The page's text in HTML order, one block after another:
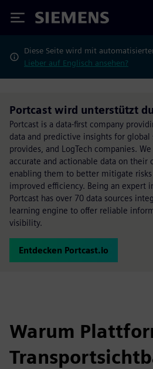
Siemens
Diese Seite wird mit
Lieber auf Englisch ansehen?
Portcast wird unterstützt
Portcast is a data-first company
data and predictive insights for global
provides, and LogTech companies.
accurate and actionable data on their
enabling them to better mitigate
improved efficiency. Being an expert
Portcast has over 70 data sources
learning engine to offer reliable
visibility.
Entdecken Portcast.io
Warum